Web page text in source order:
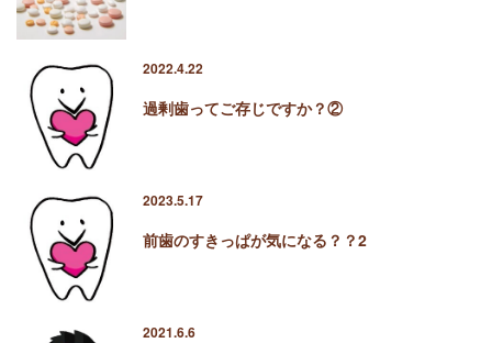
2022.4.22
過剰歯ってご存じですか？②
2023.5.17
前歯のすきっぱが気になる？？2
2021.6.6